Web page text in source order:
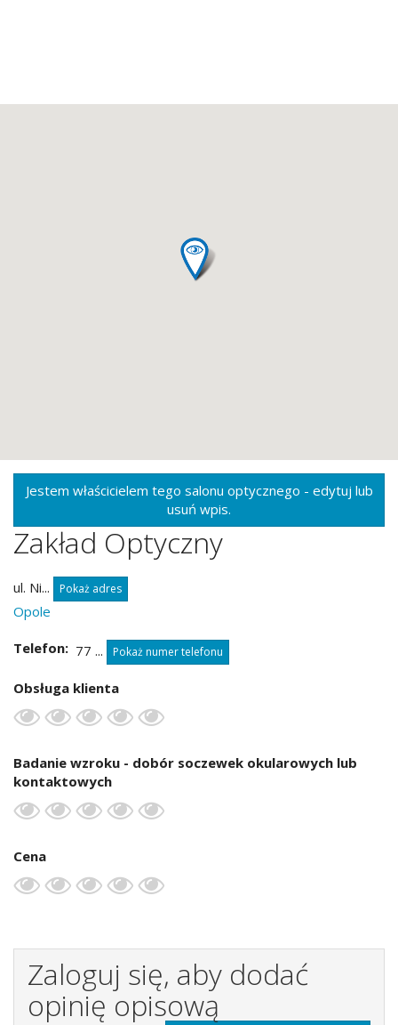
Jestem właścicielem tego salonu optycznego - edytuj lub
usuń wpis.
Zakład Optyczny
ul. Ni... Pokaż adres
Opole
Telefon 77 ... Pokaż numer telefonu
Obsługa klienta
Badanie wzroku - dobór soczewek okularowych lub
kontaktowych
Cena
Zaloguj się, aby dodać
opinię opisową